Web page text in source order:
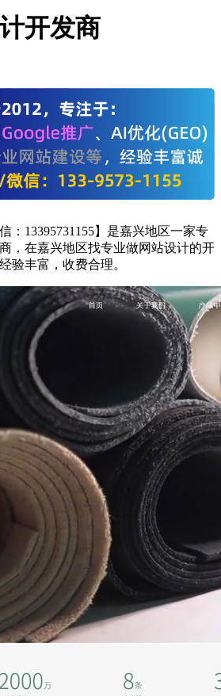
开发商
：13395731155】是嘉兴地区一家专
，在嘉兴地区找专业做网站设计的开
验丰富，收费合理。